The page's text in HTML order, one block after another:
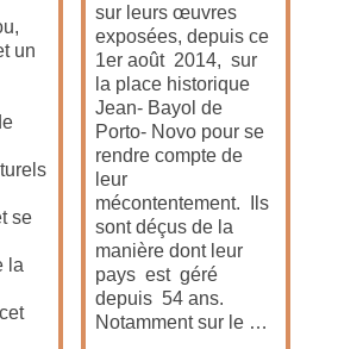
un
se
la
sur leurs œuvres
exposées, depuis ce
1er août 2014, sur
la place historique
Jean- Bayol de
Porto- Novo pour se
rendre compte de
leur
mécontentement. Ils
sont déçus de la
manière dont leur
pays est géré
depuis 54 ans.
Notamment sur le …